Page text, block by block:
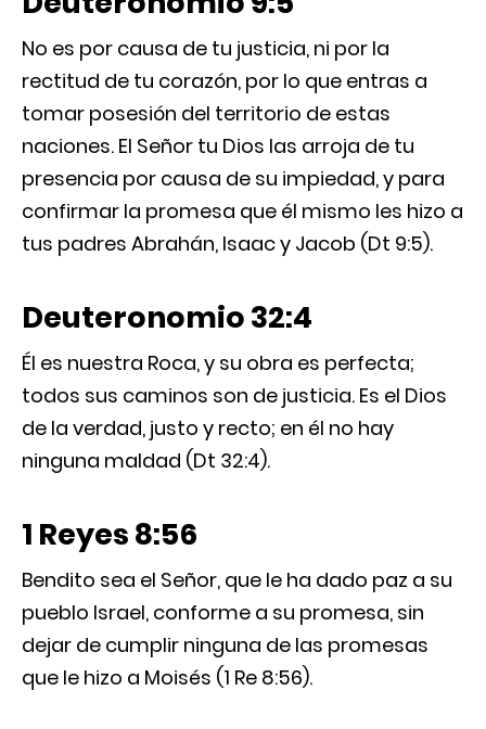
No es por causa de tu justicia, ni por la
rectitud de tu corazón, por lo que entras a
tomar posesión del territorio de estas
naciones. El Señor tu Dios las arroja de tu
presencia por causa de su impiedad, y para
confirmar la promesa que él mismo les hizo a
tus padres Abrahán, Isaac y Jacob (Dt 9:5).
Deuteronomio 32:4
Él es nuestra Roca, y su obra es perfecta;
todos sus caminos son de justicia. Es el Dios
de la verdad, justo y recto; en él no hay
ninguna maldad (Dt 32:4).
1 Reyes 8:56
Bendito sea el Señor, que le ha dado paz a su
pueblo Israel, conforme a su promesa, sin
dejar de cumplir ninguna de las promesas
que le hizo a Moisés (1 Re 8:56).